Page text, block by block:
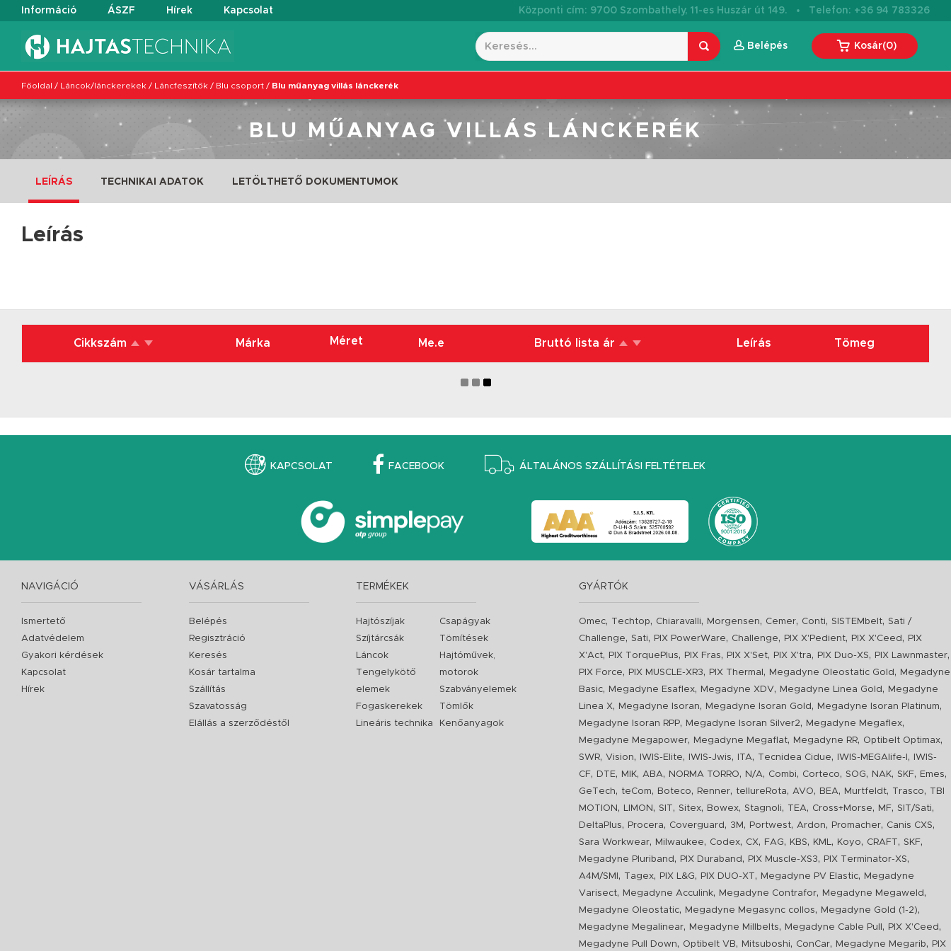
Információ ÁSZF Hírek Kapcsolat Központi cím: 9700 Szombathely, 11-es Huszár út 149. · Telefon: +36 94 783326
Belépés Kosár(0)
Főoldal / Láncok/lánckerekek / Láncfeszítők / Blu csoport / Blu műanyag villás lánckerék
BLU MŰANYAG VILLÁS LÁNCKERÉK
LEÍRÁS TECHNIKAI ADATOK LETÖLTHETŐ DOKUMENTUMOK
Leírás
Cikkszám Márka Méret Me.e Bruttó lista ár Leírás Tömeg
KAPCSOLAT FACEBOOK ÁLTALÁNOS SZÁLLÍTÁSI FELTÉTELEK
NAVIGÁCIÓ
Ismertető
Adatvédelem
Gyakori kérdések
Kapcsolat
Hírek
VÁSÁRLÁS
Belépés
Regisztráció
Keresés
Kosár tartalma
Szállítás
Szavatosság
Elállás a szerződéstől
TERMÉKEK
Hajtószíjak
Szíjtárcsák
Láncok
Tengelykötő
elemek
Fogaskerekek
Lineáris technika
Csapágyak
Tömítések
Hajtóművek,
motorok
Szabványelemek
Tömlők
Kenőanyagok
GYÁRTÓK
Omec, Techtop, Chiaravalli, Morgensen, Cemer, Conti,SISTEMbelt,Sati /
Challenge,Sati, PIX PowerWare, Challenge, PIX X'Pedient, PIX X'Ceed ,
PIX
X'Act, PIX TorquePlus, PIX Fras, PIX X'Set, PIX X'tra, PIX Duo-XS, PIX Lawnmaster,
PIX Force, PIX MUSCLE-XR3, PIX Thermal , Megadyne Oleostatic Gold ,
Megadyne
Basic, Megadyne Esaflex, Megadyne XDV, Megadyne Linea Gold ,
Megadyne
Linea X, Megadyne Isoran, Megadyne Isoran Gold , Megadyne Isoran Platinum,
Megadyne Isoran RPP, Megadyne Isoran Silver2, Megadyne Megaflex,
Megadyne Megapower, Megadyne Megaflat, Megadyne RR, Optibelt Optimax,
SWR,Vision, IWIS-Elite, IWIS-Jwis, ITA, Tecnidea Cidue, IWIS-MEGAlife-I ,
IWIS-
CF, DTE, MIK, ABA, NORMA TORRO, N/A, Combi, Corteco,SOG, NAK,SKF, Emes,
GeTech, teCom, Boteco, Renner, tellureRota, AVO, BEA, Murtfeldt, Trasco, TBI
MOTION , LIMON ,SIT,Sitex, Bowex,Stagnoli, TEA, Cross+Morse, MF,SIT/Sati,
DeltaPlus, Procera, Coverguard , 3M , Portwest, Ardon, Promacher, Canis CXS,
Sara Workwear, Milwaukee, Codex, CX, FAG, KBS, KML, Koyo, CRAFT,SKF,
Megadyne Pluriband , PIX Duraband , PIX Muscle-XS3, PIX Terminator-XS,
A4M/SMI , Tagex, PIX L&G, PIX DUO-XT, Megadyne PV Elastic,
Megadyne
Varisect, Megadyne Acculink, Megadyne Contrafor, Megadyne Megaweld ,
Megadyne Oleostatic, Megadyne Megasync collos, Megadyne Gold (1-2),
Megadyne Megalinear, Megadyne Millbelts, Megadyne Cable Pull , PIX X'Ceed ,
Megadyne Pull Down, Optibelt VB, Mitsuboshi, ConCar, Megadyne Megarib, PIX